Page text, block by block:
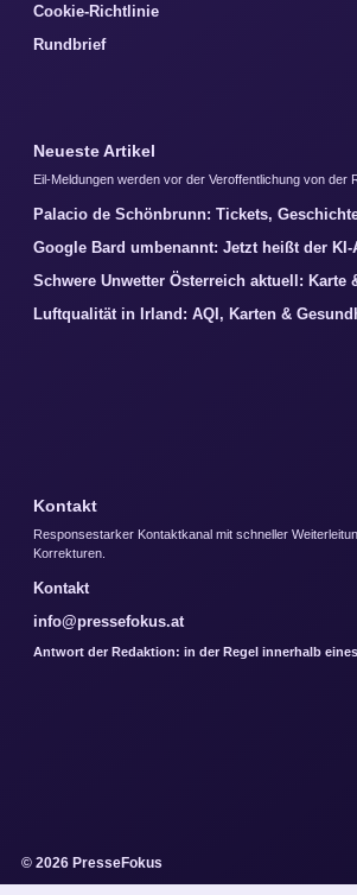
Cookie-Richtlinie
Rundbrief
Neueste Artikel
Eil-Meldungen werden vor der Veroffentlichung von der
Palacio de Schönbrunn: Tickets,
Google Bard umbenannt: Jetzt heißt der
Schwere Unwetter Österreich aktuell: Karte
Luftqualität in Irland: AQI, Karten &
Kontakt
Responsestarker Kontaktkanal mit schneller
Korrekturen.
Kontakt
info@pressefokus.at
Antwort der Redaktion: in der Regel innerhalb
© 2026 PresseFokus